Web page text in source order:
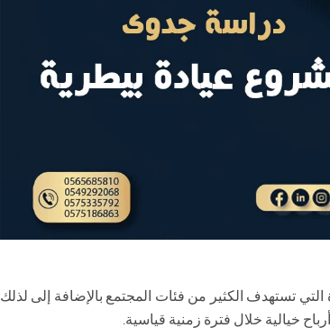
تستهدف الكثير من فئات المجتمع بالإضافة إلى لذلك
خيالية خلال فترة زمنية قياسية.